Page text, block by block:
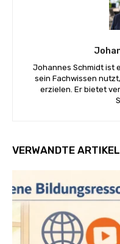
Johannes Schmidt ist
sein Fachwissen
erzielen. Er bietet
VERWANDTE ARTIKEL